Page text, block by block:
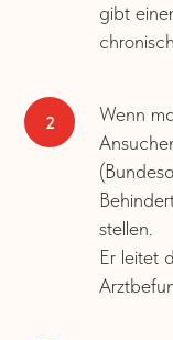
gibt
Wenn
stellen.
Er leitet